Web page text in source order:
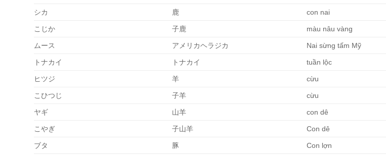
シカ 鹿 con nai
こじか 子鹿 màu nâu vàng
ムース アメリカヘラジカ Nai sừng tấm Mỹ
トナカイ トナカイ tuần lộc
ヒツジ 羊 cừu
こひつじ 子羊 cừu
ヤギ 山羊 con dê
こやぎ 子山羊 Con dê
ブタ 豚 Con lợn